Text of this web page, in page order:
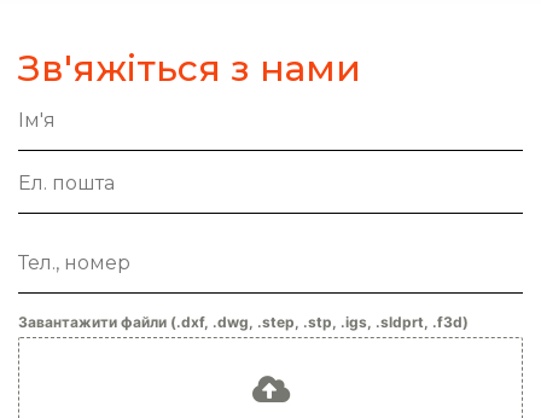
Зв'яжіться з нами
Завантажити файли (.dxf, .dwg, .step, .stp, .igs, .sldprt, .f3d)